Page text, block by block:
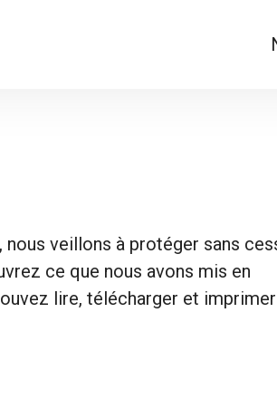
veillons à protéger sans
ce que nous avons mis en
lire, télécharger et imprimer